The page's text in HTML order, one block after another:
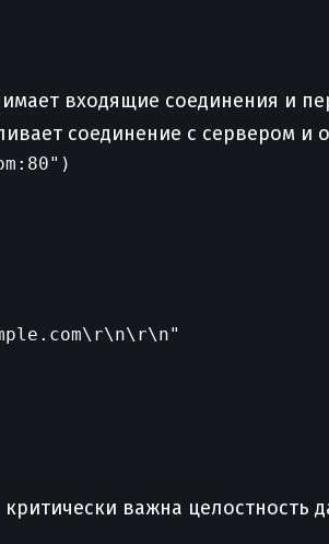
входящие соединения и
соединение с сервером и
важна целостность